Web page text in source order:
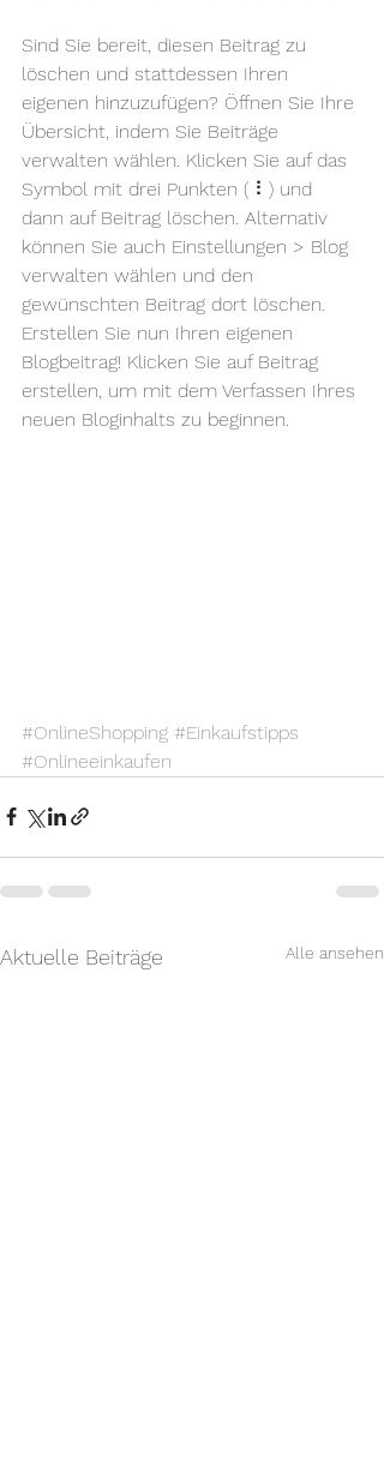
Sind Sie bereit, diesen Beitrag zu
löschen und stattdessen Ihren
eigenen hinzuzufügen? Öffnen Sie Ihre
Übersicht, indem Sie Beiträge
verwalten wählen. Klicken Sie auf das
Symbol mit drei Punkten ( ⠇) und
dann auf Beitrag löschen. Alternativ
können Sie auch Einstellungen > Blog
verwalten wählen und den
gewünschten Beitrag dort löschen.
Erstellen Sie nun Ihren eigenen
Blogbeitrag! Klicken Sie auf Beitrag
erstellen, um mit dem Verfassen Ihres
neuen Bloginhalts zu beginnen.
#OnlineShopping #Einkaufstipps
#Onlineeinkaufen
Aktuelle Beiträge Alle ansehen